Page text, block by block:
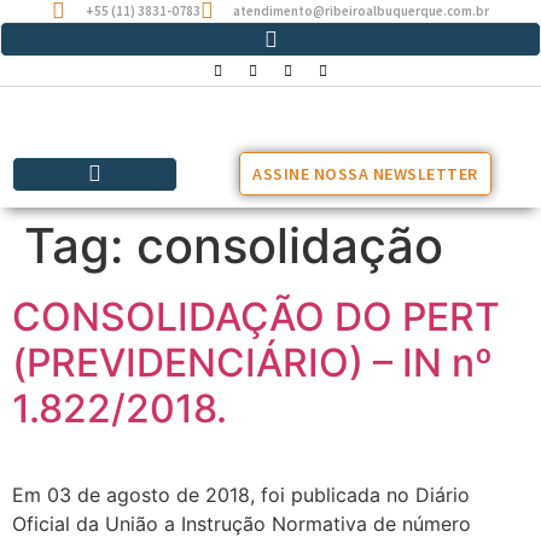
+55 (11) 3831-0783 atendimento@ribeiroalbuquerque.com.br
ASSINE NOSSA NEWSLETTER
Tag: consolidação
CONSOLIDAÇÃO DO PERT
(PREVIDENCIÁRIO) – IN nº
1.822/2018.
Em 03 de agosto de 2018, foi publicada no Diário
Oficial da União a Instrução Normativa de número